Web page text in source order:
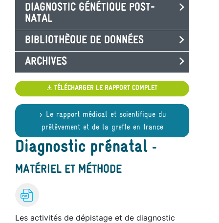
DIAGNOSTIC GÉNÉTIQUE POST-
NATAL
BIBLIOTHÈQUE DE DONNÉES
ARCHIVES
TÉLÉCHARGER LE RAPPORT COMPLET
Le rapport médical et scientifique du
prélèvement et de la greffe en france
Diagnostic prénatal-
MATÉRIEL ET MÉTHODE
Les activités de dépistage et de diagnostic